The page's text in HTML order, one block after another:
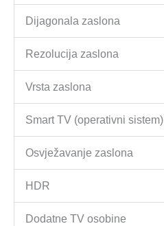
Dijagonala zaslona
Rezolucija zaslona
Vrsta zaslona
Smart TV (operativni sistem)
Osvježavanje zaslona
HDR
Dodatne TV osobine